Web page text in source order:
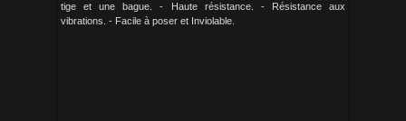
tige et une bague. - Haute résistance. - Résistance aux
vibrations. - Facile à poser et Inviolable.